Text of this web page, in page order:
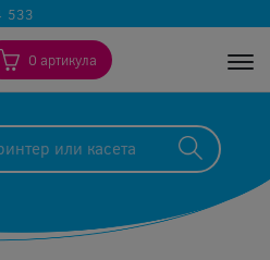
533
0 артикула